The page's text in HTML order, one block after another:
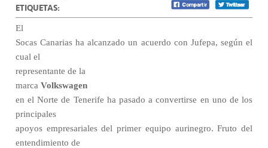
ETIQUETAS:
El
Socas Canarias ha alcanzado un acuerdo con Jufepa, según el
cual el
representante de la
marca Volkswagen
en el Norte de Tenerife ha pasado a convertirse en uno de los
principales
apoyos empresariales del primer equipo aurinegro. Fruto del
entendimiento de